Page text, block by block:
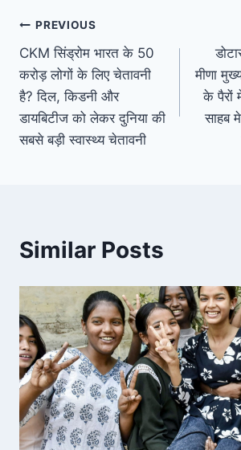
Post
navigation
PREVIOUS
CKM सिंड्रोम भारत के 50
करोड़ लोगों के लिए चेतावनी
है? दिल, किडनी और
डायबिटीज को लेकर दुनिया की
सबसे बड़ी स्वास्थ्य चेतावनी
मीणा
के पैरों
साहब
Similar Posts